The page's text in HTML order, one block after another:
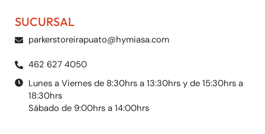
SUCURSAL
parkerstoreirapuato@hymiasa.com
462 627 4050
Lunes a Viernes de 8:30hrs a 13:30hrs y de 15:30hrs a
18:30hrs
Sábado de 9:00hrs a 14:00hrs